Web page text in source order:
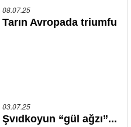
08.07.25
Tarın Avropada triumfu
03.07.25
Şvıdkoyun “gül ağzı”...